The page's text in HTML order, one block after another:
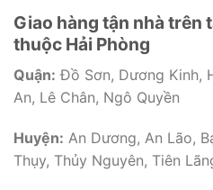
Giao hàng tận nhà trên
thuộc Hải Phòng
Quận: Đồ Sơn, Dương Kinh,
An, Lê Chân, Ngô Quyền
Huyện: An Dương, An Lão,
Thụy, Thủy Nguyên, Tiên